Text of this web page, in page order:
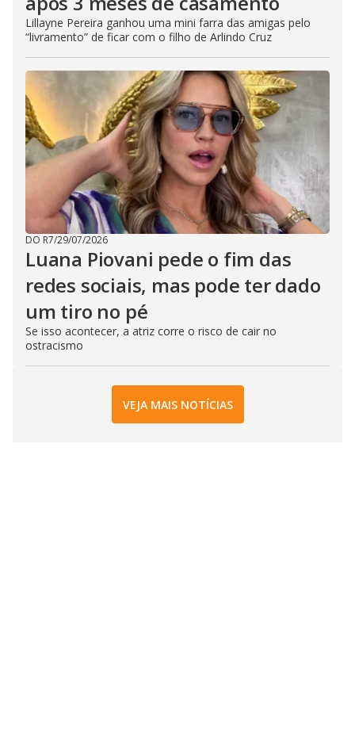
Lillayne Pereira ganhou uma mini farra das amigas pelo
“livramento” de ficar com o filho de Arlindo Cruz
DO R7/29/07/2026
Luana Piovani pede o fim das
redes sociais, mas pode ter dado
um tiro no pé
Se isso acontecer, a atriz corre o risco de cair no
ostracismo
VEJA MAIS NOTÍCIAS